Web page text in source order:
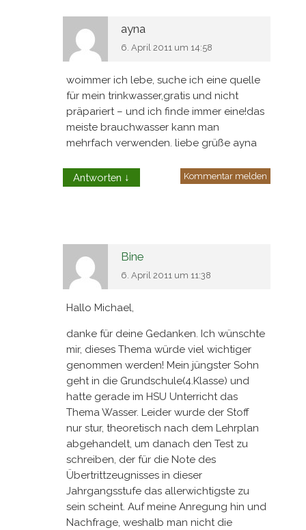
ayna
6. April 2011 um 14:58
woimmer ich lebe, suche ich eine quelle
für mein trinkwasser,gratis und nicht
präpariert – und ich finde immer eine!das
meiste brauchwasser kann man
mehrfach verwenden. liebe grüße ayna
Antworten ↓ Kommentar melden
Bine
6. April 2011 um 11:38
Hallo Michael,
danke für deine Gedanken. Ich wünschte
mir, dieses Thema würde viel wichtiger
genommen werden! Mein jüngster Sohn
geht in die Grundschule(4.Klasse) und
hatte gerade im HSU Unterricht das
Thema Wasser. Leider wurde der Stoff
nur stur, theoretisch nach dem Lehrplan
abgehandelt, um danach den Test zu
schreiben, der für die Note des
Übertrittzeugnisses in dieser
Jahrgangsstufe das allerwichtigste zu
sein scheint. Auf meine Anregung hin und
Nachfrage, weshalb man nicht die